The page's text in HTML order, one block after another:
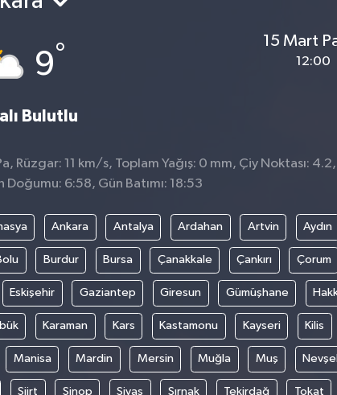
9°
Bulutlu
15 Mart
12:00
Rüzgar: 11 km/s, Toplam Yağış: 0 mm, Çiy Noktası: 4.2,
6:58, Gün Batımı: 18:53
Ankara Antalya Ardahan Artvin Aydın
Burdur Bursa Çanakkale Çankırı Çorum
Eskişehir Gaziantep Giresun Gümüşhane
Karaman Kars Kastamonu Kayseri Kilis
Manisa Mardin Mersin Muğla Muş
Siirt Sinop Sivas Şırnak Tekirdağ Tokat